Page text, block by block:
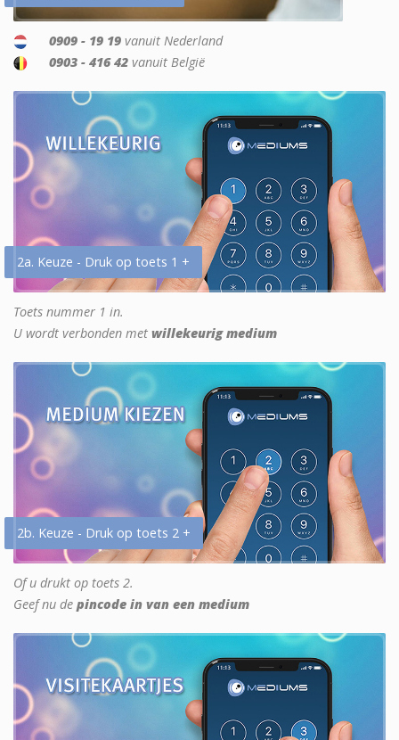
0909 - 19 19 vanuit Nederland
0903 - 416 42 vanuit België
2a. Keuze - Druk op toets 1 +
Toets nummer 1 in.
U wordt verbonden met willekeurig medium
2b. Keuze - Druk op toets 2 +
Of u drukt op toets 2.
Geef nu de pincode in van een medium